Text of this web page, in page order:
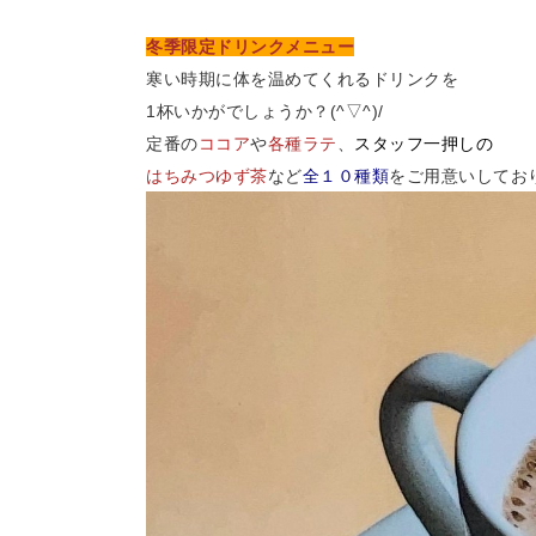
冬季限定ドリンクメニュー
寒い時期に体を温めてくれるドリンクを
1杯いかがでしょうか？(^▽^)/
定番のココアや各種ラテ
スタッフ一押しの
はちみつゆず茶など全１０種類をご用意いしてお